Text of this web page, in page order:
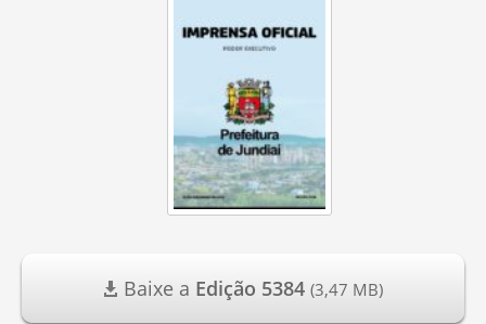
Baixe a Edição 5384 (3,47 MB)